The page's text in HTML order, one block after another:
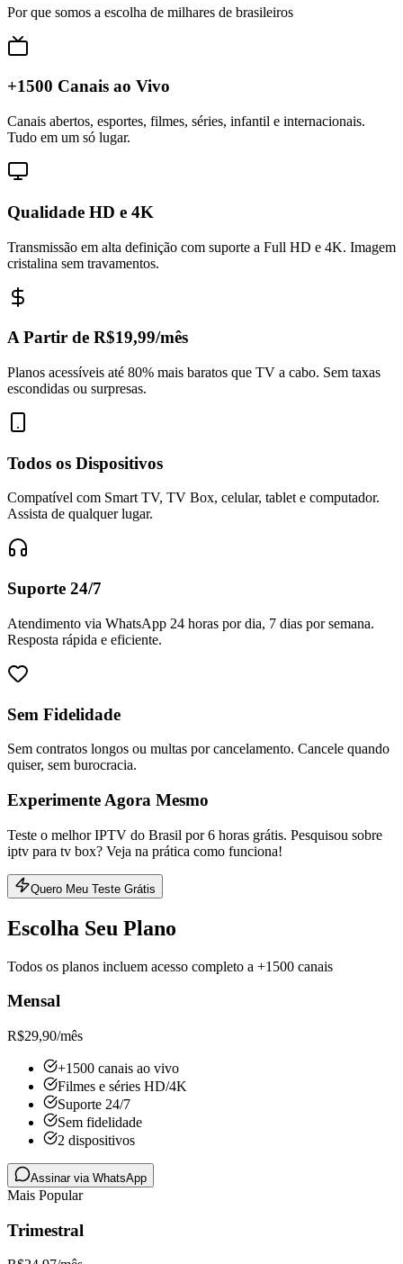
Por que somos a escolha de milhares de brasileiros
+1500 Canais ao Vivo
Canais abertos, esportes, filmes, séries, infantil e internacionais.
Tudo em um só lugar.
Qualidade HD e 4K
Transmissão em alta definição com suporte a Full HD e 4K. Imagem
cristalina sem travamentos.
A Partir de R$19,99/mês
Planos acessíveis até 80% mais baratos que TV a cabo. Sem taxas
escondidas ou surpresas.
Todos os Dispositivos
Compatível com Smart TV, TV Box, celular, tablet e computador.
Assista de qualquer lugar.
Suporte 24/7
Atendimento via WhatsApp 24 horas por dia, 7 dias por semana.
Resposta rápida e eficiente.
Sem Fidelidade
Sem contratos longos ou multas por cancelamento. Cancele quando
quiser, sem burocracia.
Experimente Agora Mesmo
Teste o melhor IPTV do Brasil por 6 horas grátis. Pesquisou sobre
iptv para tv box? Veja na prática como funciona!
Quero Meu Teste Grátis
Escolha Seu Plano
Todos os planos incluem acesso completo a +1500 canais
Mensal
R$29,90/mês
+1500 canais ao vivo
Filmes e séries HD/4K
Suporte 24/7
Sem fidelidade
2 dispositivos
Assinar via WhatsApp
Mais Popular
Trimestral